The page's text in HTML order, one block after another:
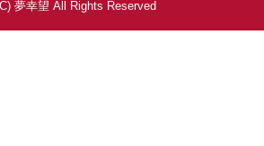
夢幸望 All Rights Reserved